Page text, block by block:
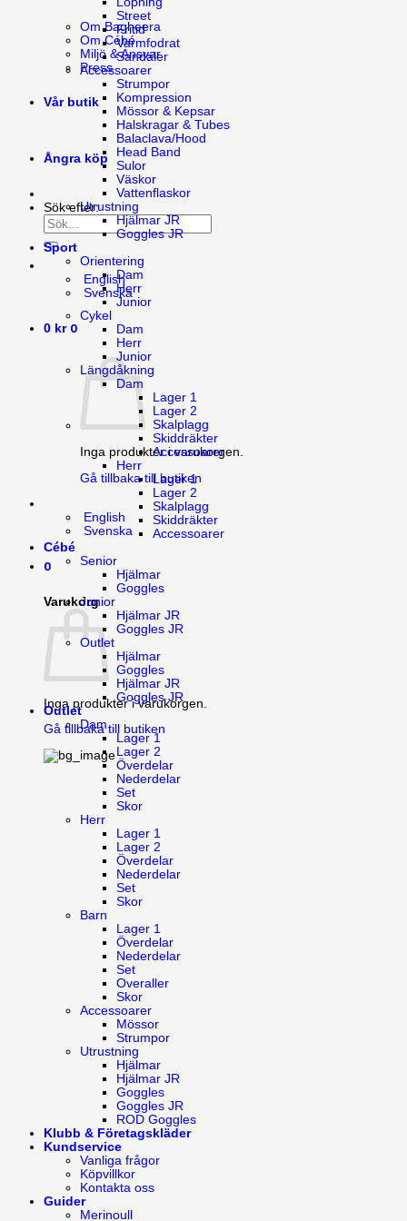
Om Bagheera
Om Cébé
Miljö & Ansvar
Press
Vår butik
Ångra köp
Sök efter:
English
Svenska
0 kr 0
Inga produkter i varukorgen.
Gå tillbaka till butiken
English
Svenska
0
Varukorg
Inga produkter i varukorgen.
Gå tillbaka till butiken
Street
Fritid
Varmfodrat
Sandaler
Accessoarer
Strumpor
Kompression
Mössor & Kepsar
Halskragar & Tubes
Balaclava/Hood
Head Band
Sulor
Väskor
Vattenflaskor
Utrustning
Hjälmar JR
Goggles JR
Sport
Orientering
Dam
Herr
Junior
Cykel
Dam
Herr
Junior
Längdåkning
Dam
Lager 1
Lager 2
Skalplagg
Skiddräkter
Accessoarer
Herr
Lager 1
Lager 2
Skalplagg
Skiddräkter
Accessoarer
Cébé
Senior
Hjälmar
Goggles
Junior
Hjälmar JR
Goggles JR
Outlet
Hjälmar
Goggles
Hjälmar JR
Goggles JR
Outlet
Dam
Lager 1
Lager 2
Överdelar
Nederdelar
Set
Skor
Herr
Lager 1
Lager 2
Överdelar
Nederdelar
Set
Skor
Barn
Lager 1
Överdelar
Nederdelar
Set
Overaller
Skor
Accessoarer
Mössor
Strumpor
Utrustning
Hjälmar
Hjälmar JR
Goggles
Goggles JR
ROD Goggles
Klubb & Företagskläder
Kundservice
Vanliga frågor
Köpvillkor
Kontakta oss
Guider
Merinoull